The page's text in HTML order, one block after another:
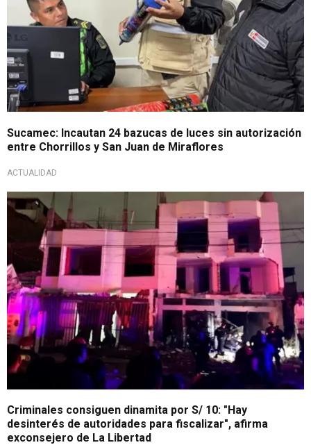
Sucamec: Incautan 24 bazucas de luces sin autorización
entre Chorrillos y San Juan de Miraflores
ACTUALIDAD
Importante
Criminales consiguen dinamita por S/ 10: "Hay
desinterés de autoridades para fiscalizar", afirma
exconsejero de La Libertad